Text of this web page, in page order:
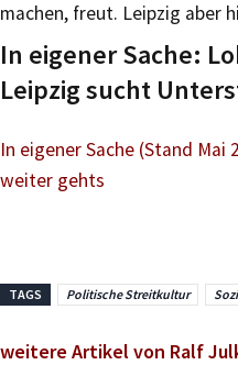
machen, freut. Leipzig aber
In eigener Sache:
Leipzig sucht
In eigener Sache (Stand Mai
weiter gehts
TAGS Politische Streitkultur
weitere Artikel von Ralf